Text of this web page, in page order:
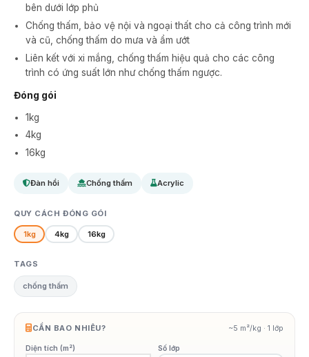
bên dưới lớp phủ
Chống thấm, bảo vệ nội và ngoại thất cho cả công trình mới
và cũ, chống thấm do mưa và ẩm ướt
Liên kết với xi mắng, chống thấm hiệu quả cho các công
trình có ứng suất lớn như chống thấm ngược.
Đóng gói
1kg
4kg
16kg
Đàn hồi Chống thấm Acrylic
QUY CÁCH ĐÓNG GÓI
1kg 4kg 16kg
TAGS
chống thấm
CẦN BAO NHIÊU? ~5 m²/kg · 1 lớp
Diện tích (m²) Số lớp